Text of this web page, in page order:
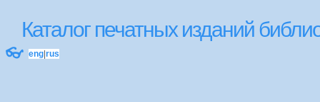
Каталог печатных изданий
👓 eng rus